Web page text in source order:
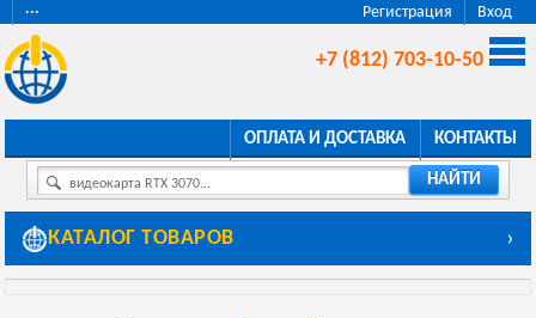
Регистрация Вход
···
+7 (812) 703-10-50
ОПЛАТА И ДОСТАВКА КОНТАКТЫ
видеокарта RTX 3070... НАЙТИ
КАТАЛОГ ТОВАРОВ ›